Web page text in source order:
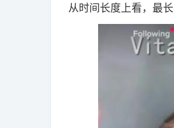
从时间长度上看，最